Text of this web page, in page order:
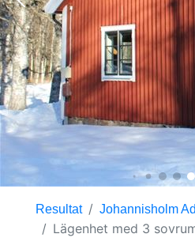
Resultat Johannisholm
Lägenhet med 3